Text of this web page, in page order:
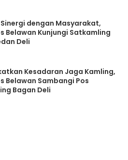
dengan Masyarakat,
Belawan Kunjungi Satkamling
Deli
Kesadaran Jaga Kamling,
Belawan Sambangi Pos
Bagan Deli